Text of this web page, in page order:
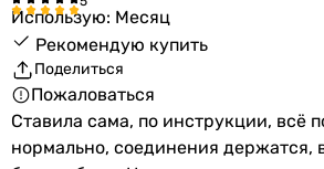
Сообщите нам об этом!
Сообщить об ошибке
Характеристики, комплектация и
Ø32 х 1 1/4″ (489114) носят
могут изменяться производителем без
Магазин не несет ответственности за
Использую: Месяц
Рекомендую купить
Поделиться
Пожаловаться
Ставила сама, по инструкции, всё
нормально, соединения держатся,